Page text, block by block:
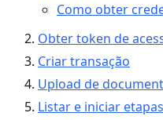
Como obter
Obter token de
Criar transação
Upload de
Listar e iniciar etapas